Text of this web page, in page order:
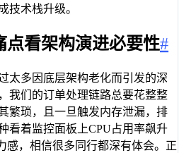
技术栈升级。
点看架构演进必要性#
太多因底层架构老化而引发的深
我们的订单处理链路总要花整整
繁琐，且一旦触发内存泄漏，排
看着监控面板上CPU占用率飙升
感，相信很多同行都深有体会。正